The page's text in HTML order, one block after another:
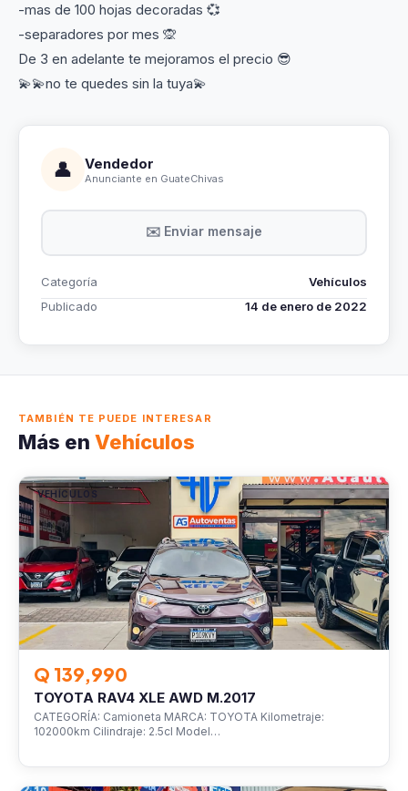
-mas de 100 hojas decoradas 💞
-separadores por mes 🙊
De 3 en adelante te mejoramos el precio 😎
💫💫no te quedes sin la tuya💫
👤 Vendedor
Anunciante en GuateChivas
✉️ Enviar mensaje
Categoría
Vehículos
Publicado
14 de enero de 2022
TAMBIÉN TE PUEDE INTERESAR
Más en Vehículos
VEHÍCULOS
Q 139,990
TOYOTA RAV4 XLE AWD M.2017
CATEGORÍA: Camioneta MARCA: TOYOTA Kilometraje:
102000km Cilindraje: 2.5cl Model…